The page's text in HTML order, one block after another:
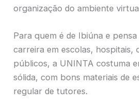
organização do ambiente
Para quem é de Ibiúna e
carreira em escolas, hospitais,
públicos, a UNINTA costuma
sólida, com bons materiais de
regular de tutores.